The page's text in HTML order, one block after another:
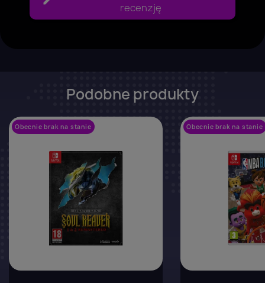
recenzję
Podobne produkty
Obecnie brak na stanie Obecnie brak na stanie